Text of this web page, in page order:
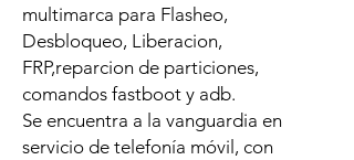
multimarca para Flasheo,
Desbloqueo, Liberacion,
FRP,reparcion de particiones,
comandos fastboot y adb.
Se encuentra a la vanguardia en
servicio de telefonía móvil, con